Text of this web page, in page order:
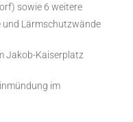
sowie 6 weitere
und Lärmschutzwände
Jakob-Kaiserplatz
im